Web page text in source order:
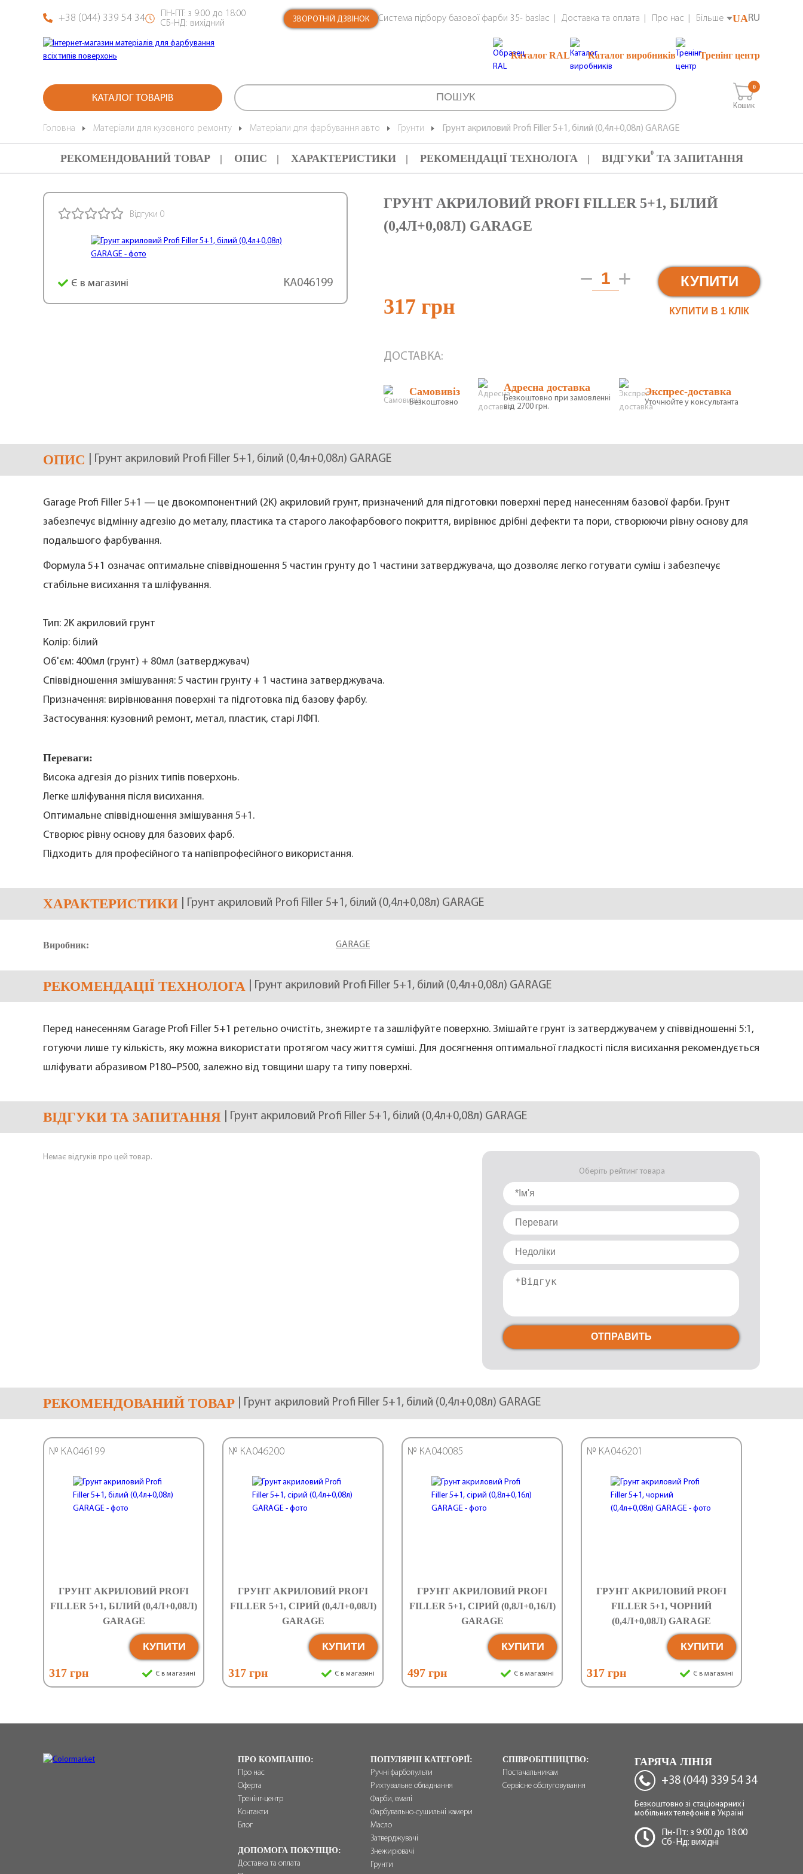
+38 (044) 339 54 34
ПН-ПТ: з 9:00 до 18:00
СБ-НД: вихідний
ЗВОРОТНІЙ ДЗВІНОК Система підбору базової фарби 35- baslac Доставка та оплата Про нас Більше UARU
Каталог RAL Каталог виробників Тренінг центр
КАТАЛОГ ТОВАРІВ
Кошик
0
Головна Матеріали для кузовного ремонту Матеріали для фарбування авто Грунти Грунт акриловий Profi Filler 5+1, білий (0,4л+0,08л) GARAGE
РЕКОМЕНДОВАНИЙ ТОВАР ОПИС ХАРАКТЕРИСТИКИ РЕКОМЕНДАЦІЇ ТЕХНОЛОГА ВІДГУКИ0 ТА ЗАПИТАННЯ
Відгуки 0
КА046199
Є в магазині
ГРУНТ АКРИЛОВИЙ PROFI FILLER 5+1, БІЛИЙ
(0,4Л+0,08Л) GARAGE
317 грн
КУПИТИ
КУПИТИ В 1 КЛIК
ДОСТАВКА:
Самовивіз
Безкоштовно
Адресна доставка
Безкоштовно при замовленні
від 2700 грн.
Экспрес-доставка
Уточнюйте у консультанта
ОПИС | Грунт акриловий Profi Filler 5+1, білий (0,4л+0,08л) GARAGE
Garage Profi Filler 5+1 — це двокомпонентний (2K) акриловий грунт, призначений для підготовки поверхні перед нанесенням базової фарби. Грунт
забезпечує відмінну адгезію до металу, пластика та старого лакофарбового покриття, вирівнює дрібні дефекти та пори, створюючи рівну основу для
подальшого фарбування.
Формула 5+1 означає оптимальне співвідношення 5 частин грунту до 1 частини затверджувача, що дозволяє легко готувати суміш і забезпечує
стабільне висихання та шліфування.
Тип: 2K акриловий грунт
Колір: білий
Об'єм: 400мл (грунт) + 80мл (затверджувач)
Співвідношення змішування: 5 частин грунту + 1 частина затверджувача.
Призначення: вирівнювання поверхні та підготовка під базову фарбу.
Застосування: кузовний ремонт, метал, пластик, старі ЛФП.
Переваги:
Висока адгезія до різних типів поверхонь.
Легке шліфування після висихання.
Оптимальне співвідношення змішування 5+1.
Створює рівну основу для базових фарб.
Підходить для професійного та напівпрофесійного використання.
ХАРАКТЕРИСТИКИ | Грунт акриловий Profi Filler 5+1, білий (0,4л+0,08л) GARAGE
Виробник: GARAGE
РЕКОМЕНДАЦІЇ ТЕХНОЛОГА | Грунт акриловий Profi Filler 5+1, білий (0,4л+0,08л) GARAGE
Перед нанесенням Garage Profi Filler 5+1 ретельно очистіть, знежирте та зашліфуйте поверхню. Змішайте грунт із затверджувачем у співвідношенні 5:1,
готуючи лише ту кількість, яку можна використати протягом часу життя суміші. Для досягнення оптимальної гладкості після висихання рекомендується
шліфувати абразивом P180–P500, залежно від товщини шару та типу поверхні.
ВІДГУКИ ТА ЗАПИТАННЯ | Грунт акриловий Profi Filler 5+1, білий (0,4л+0,08л) GARAGE
Немає відгуків про цей товар.
Оберіть рейтинг товара
ОТПРАВИТЬ
РЕКОМЕНДОВАНИЙ ТОВАР | Грунт акриловий Profi Filler 5+1, білий (0,4л+0,08л) GARAGE
№ КА046199
ГРУНТ АКРИЛОВИЙ PROFI
FILLER 5+1, БІЛИЙ (0,4Л+0,08Л)
GARAGE
317 грн
КУПИТИ
Є в магазині
№ КА046200
ГРУНТ АКРИЛОВИЙ PROFI
FILLER 5+1, СІРИЙ (0,4Л+0,08Л)
GARAGE
317 грн
КУПИТИ
Є в магазині
№ КА040085
ГРУНТ АКРИЛОВИЙ PROFI
FILLER 5+1, СІРИЙ (0,8Л+0,16Л)
GARAGE
497 грн
КУПИТИ
Є в магазині
№ КА046201
ГРУНТ АКРИЛОВИЙ PROFI
FILLER 5+1, ЧОРНИЙ
(0,4Л+0,08Л) GARAGE
317 грн
КУПИТИ
Є в магазині
ПРО КОМПАНІЮ:
Про нас
Оферта
Тренінг-центр
Контакти
Блог
ДОПОМОГА ПОКУПЦЮ:
Доставка та оплата
ПОПУЛЯРНІ КАТЕГОРІЇ:
Ручні фарбопульти
Рихтувальне обладнання
Фарби, емалі
Фарбувально-сушильні камери
Масло
Затверджувачі
Знежирювачі
Грунти
СПІВРОБІТНИЦТВО:
Постачальникам
Сервісне обслуговування
ГАРЯЧА ЛІНІЯ
+38 (044) 339 54 34
Безкоштовно зі стаціонарних і
мобільних телефонів в Україні
Пн-Пт: з 9:00 до 18:00
Сб-Нд: вихідні